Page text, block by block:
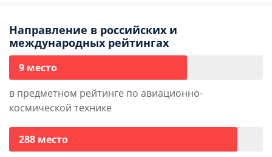
Направление в российских и
международных рейтингах
9 место
в предметном рейтинге по авиационно-
космической технике
288 место